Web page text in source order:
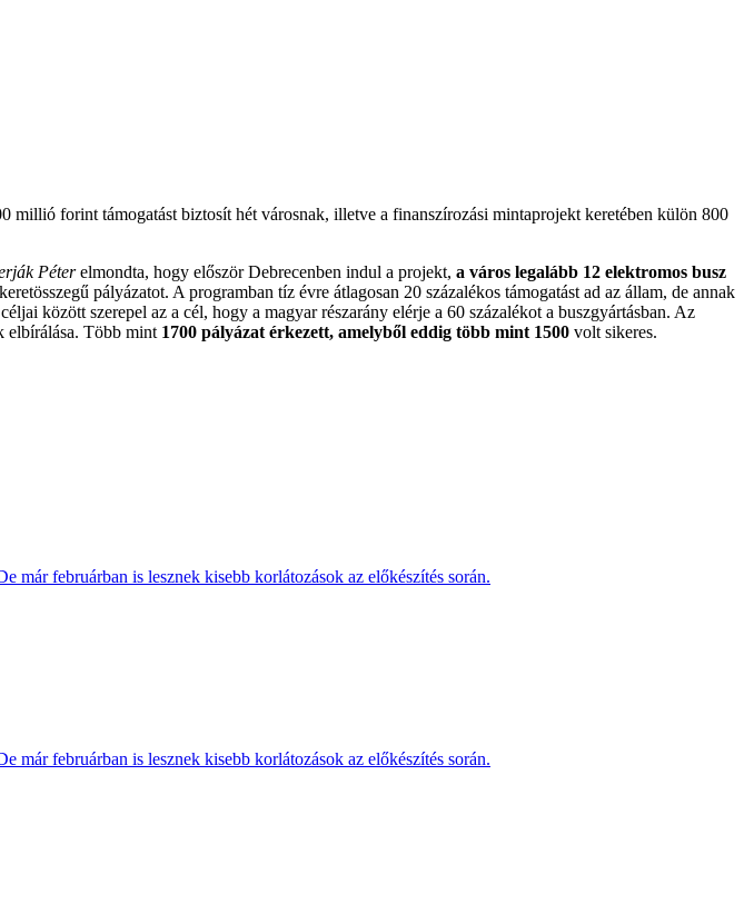
forint támogatást biztosít hét városnak, illetve a finanszírozási mintaprojekt keretében külön 800
Péterelmondta, hogy először Debrecenben indul a projekt, a város legalább 12 elektromos busz
pályázatot. A programban tíz évre átlagosan 20 százalékos támogatást ad az állam, de annak
között szerepel az a cél, hogy a magyar részarány elérje a 60 százalékot a buszgyártásban. Az
elbírálása. Több mint 1700 pályázat érkezett, amelyből eddig több mint 1500 volt sikeres.
februárban is lesznek kisebb korlátozások az előkészítés során.
februárban is lesznek kisebb korlátozások az előkészítés során.